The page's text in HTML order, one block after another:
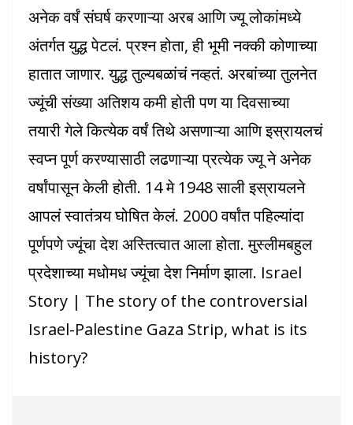
अनेक वर्षं संघर्ष करणाऱ्या अरब आणि ज्यू लोकांमध्ये
अंतर्गत युद्ध पेटलं. प्रश्न होता, ही भूमी नक्की कोणाच्या
हातात जाणार. युद्ध तुल्यबळांचं नव्हतं. अरबांच्या तुलनेत
ज्यूंची संख्या अतिशय कमी होती पण या दिवसाच्या
तयारी गेले कित्येक वर्षं तिथे असणाऱ्या आणि इस्रायलचं
स्वप्न पूर्ण करण्यासाठी लढणाऱ्या प्रत्येक ज्यू ने अनेक
वर्षांपासून केली होती. 14 मे 1948 साली इस्रायलने
आपलं स्वातंत्र्य घोषित केलं. 2000 वर्षांत पहिल्यांदा
पूर्णपणे ज्यूंचा देश अस्तित्वात आला होता. मुस्लीमबहुल
प्रदेशाच्या मधोमध ज्यूंचा देश निर्माण झाला. Israel
Story | The story of the controversial
Israel-Palestine Gaza Strip, what is its
history?